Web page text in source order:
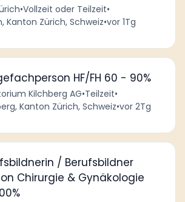
•Vollzeit oder Teilzeit•
Kanton Zürich, Schweiz•vor 1Tg
HF/FH 60 - 90%
Kilchberg AG•Teilzeit•
Kanton Zürich, Schweiz•vor 2Tg
/ Berufsbildner
Chirurgie & Gynäkologie